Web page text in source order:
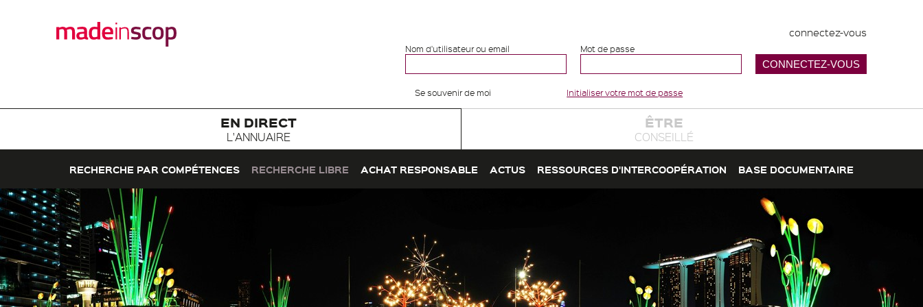
connectez-vous
Nom d'utilisateur ou email Mot de passe
Se souvenir de moi Initialiser votre mot de passe
EN DIRECT
L'ANNUAIRE
ÊTRE
CONSEILLÉ
RECHERCHE PAR COMPÉTENCES RECHERCHE LIBRE ACHAT RESPONSABLE ACTUS RESSOURCES D'INTERCOOPÉRATION BASE DOCUMENTAIRE